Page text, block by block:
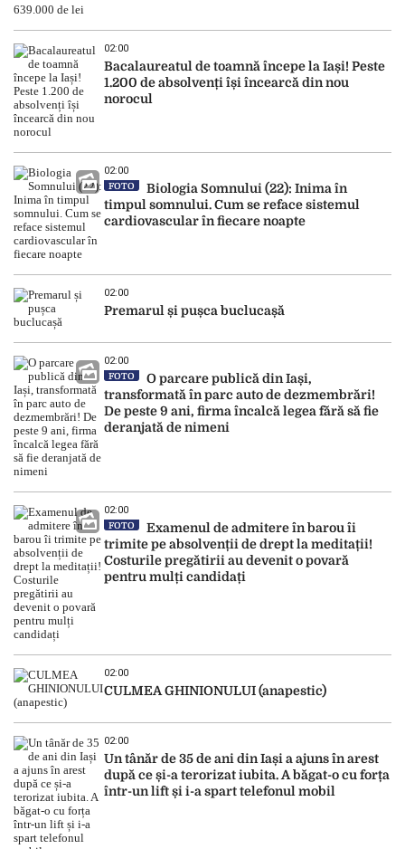
02:00
Bacalaureatul de toamnă începe la Iași! Peste
1.200 de absolvenți își încearcă din nou
norocul
02:00
FOTO
Biologia Somnului (22): Inima în
timpul somnului. Cum se reface sistemul
cardiovascular în fiecare noapte
02:00
Premarul și pușca buclucașă
02:00
FOTO
O parcare publică din Iași,
transformată în parc auto de dezmembrări!
De peste 9 ani, firma încalcă legea fără să fie
deranjată de nimeni
02:00
FOTO
Examenul de admitere în barou îi
trimite pe absolvenții de drept la meditații!
Costurile pregătirii au devenit o povară
pentru mulți candidați
02:00
CULMEA GHINIONULUI (anapestic)
02:00
Un tânăr de 35 de ani din Iași a ajuns în arest
după ce și-a terorizat iubita. A băgat-o cu forța
într-un lift și i-a spart telefonul mobil